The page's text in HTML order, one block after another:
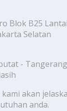
Blok B25
Selatan
-
akan
anda.